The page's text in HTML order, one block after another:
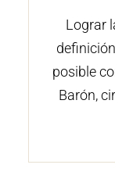
Lograr
posible
Barón,